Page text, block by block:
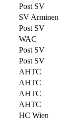
Post SV
SV Arminen
Post SV
WAC
Post SV
Post SV
AHTC
AHTC
AHTC
AHTC
HC Wien